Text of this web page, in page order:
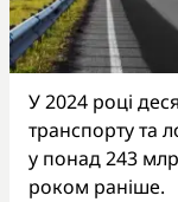
У 2024 році
транспорту та
у понад 243
роком раніше.